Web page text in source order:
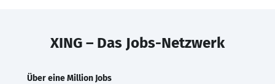
XING – Das Jobs-Netzwerk
Über eine Million Jobs